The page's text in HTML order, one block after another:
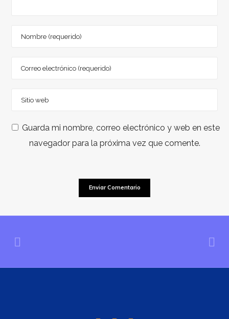
Guarda mi nombre, correo electrónico y web en este
navegador para la próxima vez que comente.